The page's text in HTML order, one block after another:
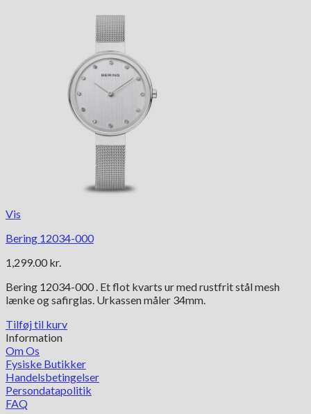
Vis
Bering 12034-000
1,299.00 kr.
Bering 12034-000 . Et flot kvarts ur med rustfrit stål mesh
lænke og safirglas. Urkassen måler 34mm.
Tilføj til kurv
Information
Om Os
Fysiske Butikker
Handelsbetingelser
Persondatapolitik
FAQ